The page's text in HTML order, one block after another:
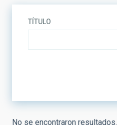
TÍTULO
No se encontraron resultados.